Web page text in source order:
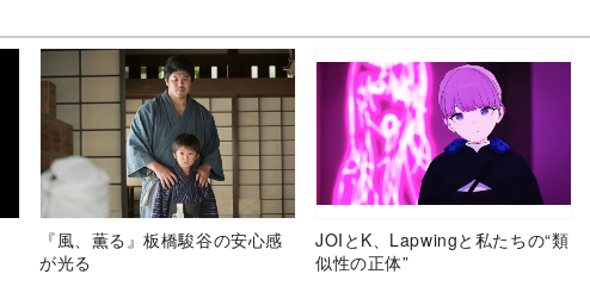
『風、薫る』板橋駿谷の安心感
が光る
JOIとK、Lapwingと私たちの“類
似性の正体”